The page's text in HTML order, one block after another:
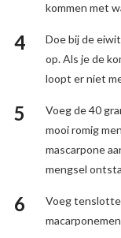
kommen met
Doe bij de
op. Als je de
loopt er niet
Voeg de 40
mooi romig
mascarpone
mengsel
Voeg